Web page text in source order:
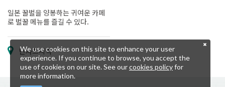
일본 꿀벌을 양봉하는 귀여운 카페
로 벌꿀 메뉴를 즐길 수 있다.
난사쓰지역
We use cookies on this site to enhance your user
experience. If you continue to browse, you accept the
use of cookies on our site. See ourcookies policyfor
more information.